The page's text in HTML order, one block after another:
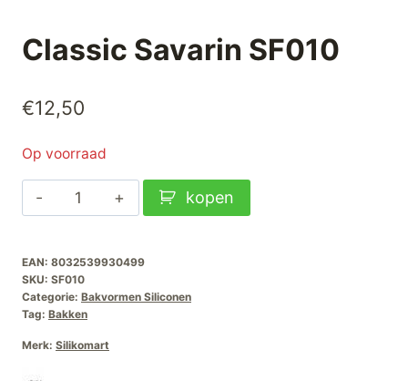
Classic Savarin SF010
€12,50
Op voorraad
Classic
Savarin
aantal
kopen
EAN: 8032539930499
SKU: SF010
Categorie: Bakvormen Siliconen
Tag: Bakken
Merk: Silikomart